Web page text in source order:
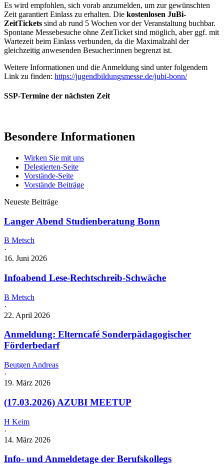
Es wird empfohlen, sich vorab anzumelden, um zur gewünschten
Zeit garantiert Einlass zu erhalten. Die kostenlosen JuBi-
ZeitTickets sind ab rund 5 Wochen vor der Veranstaltung buchbar.
Spontane Messebesuche ohne ZeitTicket sind möglich, aber ggf. mit
Wartezeit beim Einlass verbunden, da die Maximalzahl der
gleichzeitig anwesenden Besucher:innen begrenzt ist.
Weitere Informationen und die Anmeldung sind unter folgendem
Link zu finden: https://jugendbildungsmesse.de/jubi-bonn/
SSP-Termine der nächsten Zeit
Besondere Informationen
Wirken Sie mit uns
Delegierten-Seite
Vorstände-Seite
Vorstände Beiträge
Neueste Beiträge
Langer Abend Studienberatung Bonn
B Metsch
·
16. Juni 2026
Infoabend Lese-Rechtschreib-Schwäche
B Metsch
·
22. April 2026
Anmeldung: Elterncafé Sonderpädagogischer
Förderbedarf
Beutgen Andreas
·
19. März 2026
(17.03.2026) AZUBI MEETUP
H Keim
·
14. März 2026
Info- und Anmeldetage der Berufskollegs